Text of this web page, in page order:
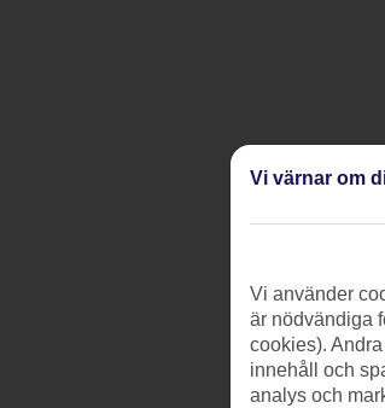
Vi värnar om
Vi använder
är nödvändiga
cookies).
innehåll och
analys och